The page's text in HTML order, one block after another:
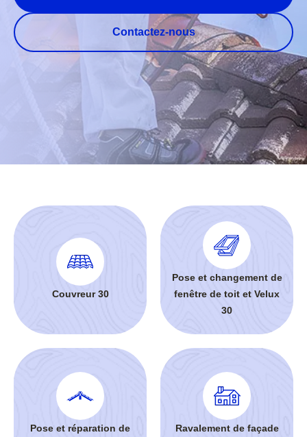
Contactez-nous
Couvreur 30
Pose et changement de
fenêtre de toit et Velux
30
Pose et réparation de
Ravalement de façade